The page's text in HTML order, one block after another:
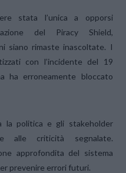
stata l’unica a opporsi
del Piracy Shield,
siano rimaste inascoltate. I
con l’incidente del 19
ha erroneamente bloccato
la politica e gli stakeholder
alle criticità segnalate.
approfondita del sistema
prevenire errori futuri.